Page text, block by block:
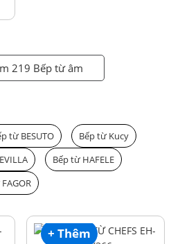
219 Bếp từ âm
từ BESUTO
Bếp từ Kucy
Bếp từ HAFELE
+ Thêm